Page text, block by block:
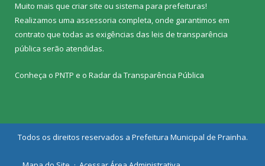
Muito mais que criar site ou sistema para prefeituras!
Realizamos uma assessoria completa, onde garantimos em
contrato que todas as exigências das leis de transparência
pública serão atendidas.
Conheça o PNTP e o Radar da Transparência Pública
Todos os direitos reservados a Prefeitura Municipal de Prainha.